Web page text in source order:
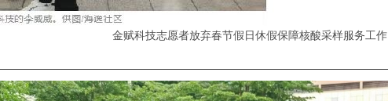
金赋科技志愿者放弃春节假日休假保障核酸采样服务工作